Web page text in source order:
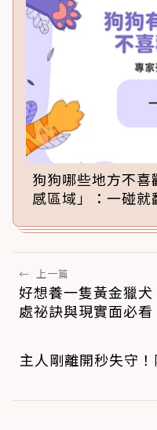
狗狗哪些地方不
感區域」：一碰就
← 上一篇
好想養一隻黃金獵
處祕訣與現實面必看
主人剛離開秒失守